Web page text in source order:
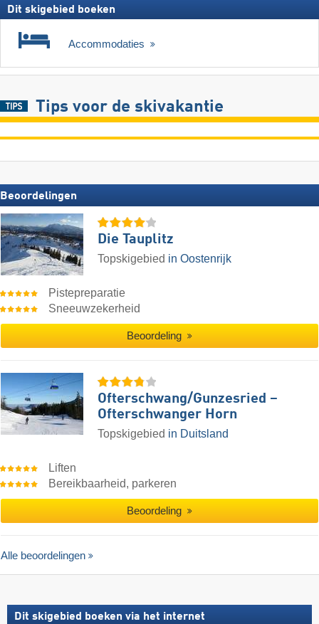
Dit skigebied boeken
Accommodaties
Tips voor de skivakantie
Beoordelingen
Die Tauplitz
Topskigebied in Oostenrijk
Pistepreparatie
Sneeuwzekerheid
Beoordeling
Ofterschwang/​Gunzesried –
Ofterschwanger Horn
Topskigebied in Duitsland
Liften
Bereikbaarheid, parkeren
Beoordeling
Alle beoordelingen
Dit skigebied boeken via het internet